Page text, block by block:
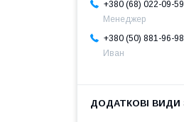
+380 (68) 022-09-59
Менеджер
+380 (50) 881-96-98
Иван